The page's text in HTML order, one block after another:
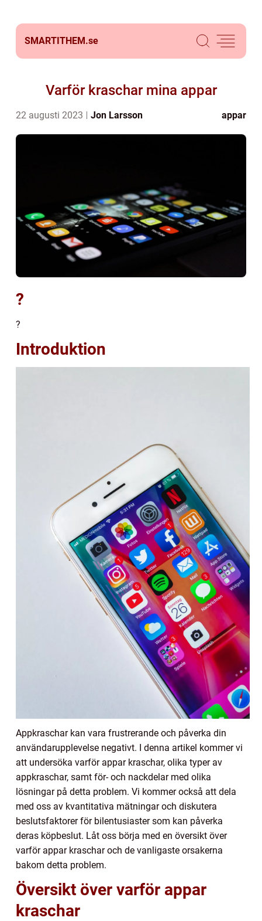
SMARTITHEM.se
Varför kraschar mina appar
22 augusti 2023 Jon Larsson appar
?
?
Introduktion
Appkraschar kan vara frustrerande och påverka din
användarupplevelse negativt. I denna artikel kommer vi
att undersöka varför appar kraschar, olika typer av
appkraschar, samt för- och nackdelar med olika
lösningar på detta problem. Vi kommer också att dela
med oss av kvantitativa mätningar och diskutera
beslutsfaktorer för bilentusiaster som kan påverka
deras köpbeslut. Låt oss börja med en översikt över
varför appar kraschar och de vanligaste orsakerna
bakom detta problem.
Översikt över varför appar
kraschar